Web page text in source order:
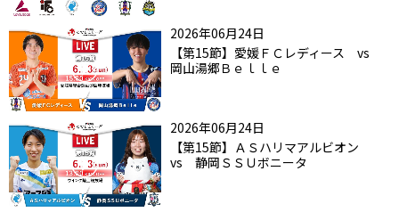
2026年06月24日
【第15節】愛媛ＦＣレディース vs
岡山湯郷Ｂｅｌｌｅ
2026年06月24日
【第15節】ＡＳハリマアルビオン
vs 静岡ＳＳＵボニータ